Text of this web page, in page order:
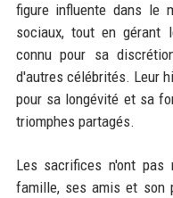
figure influente dans le
sociaux, tout en
connu pour sa
d'autres célébrités. Leur
pour sa longévité et sa
triomphes partagés.
Les sacrifices n'ont
famille, ses amis et son